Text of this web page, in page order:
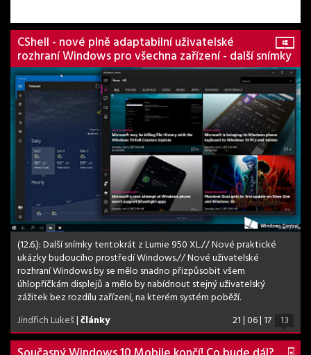
CShell - nové plně adaptabilní uživatelské
rozhraní Windows pro všechna zařízení - další snímky
(12.6.): Další snímky tentokrát z Lumie 950 XL.// Nové praktické
ukázky budoucího prostředí Windows.// Nové uživatelské
rozhraní Windows by se mělo snadno přizpůsobit všem
úhlopříčkám displejů a mělo by nabídnout stejný uživatelský
zážitek bez rozdílu zařízení, na kterém systém poběží.
Jindřich Lukeš|články 21 | 06 | 17 13